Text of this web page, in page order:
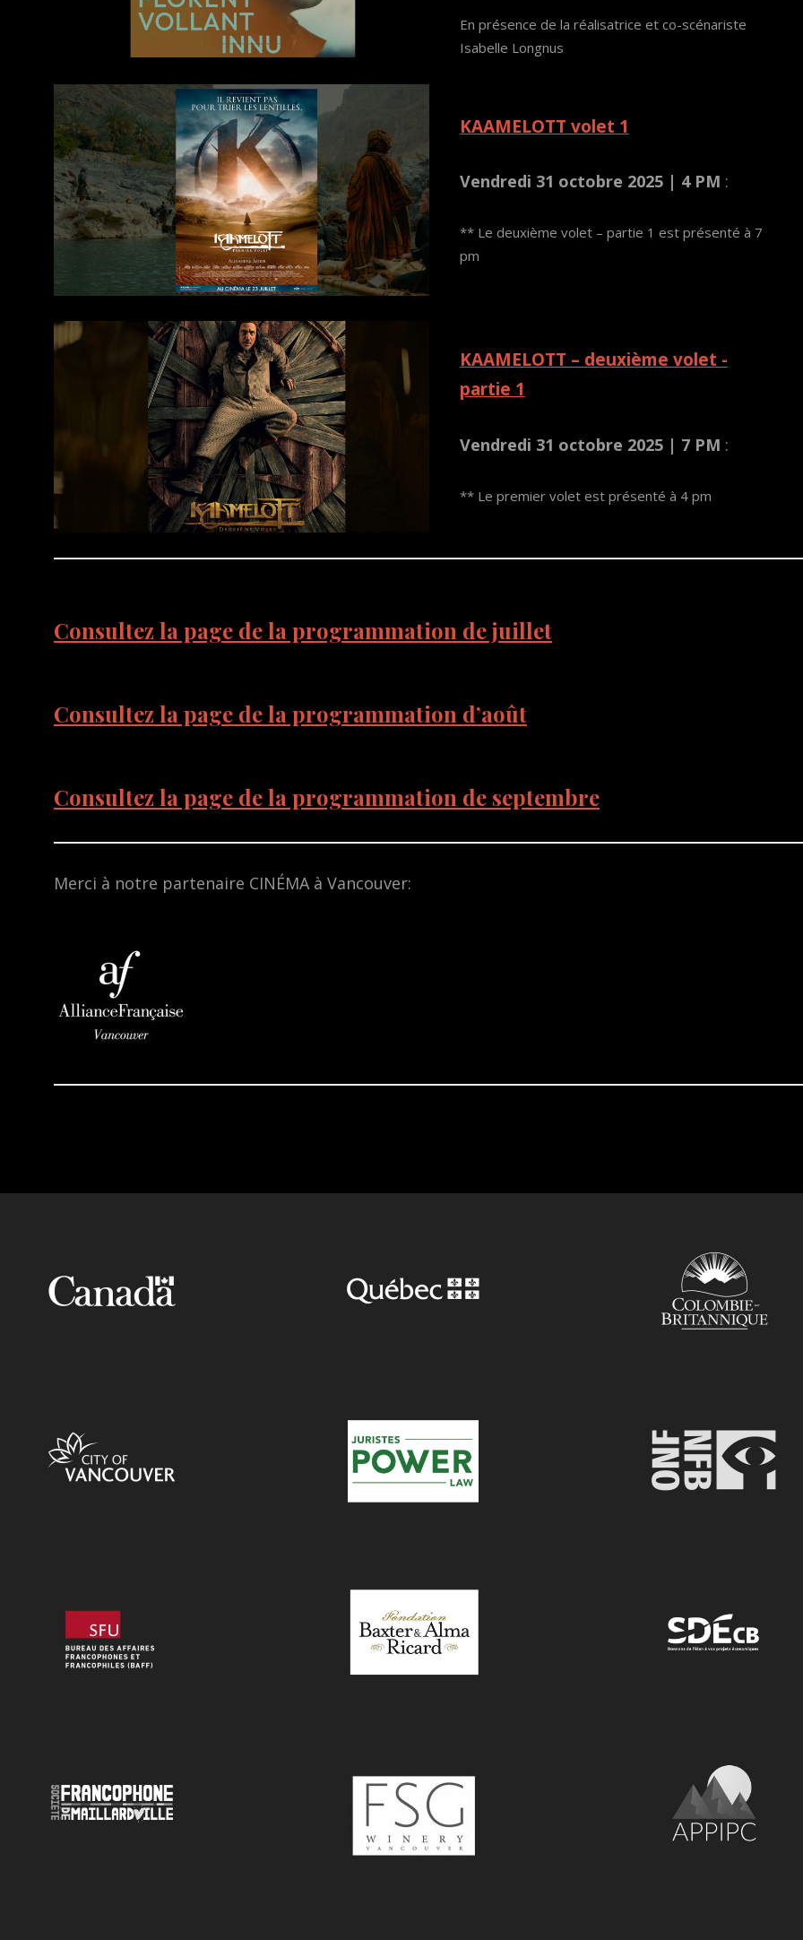
En présence de la réalisatrice et co-scénariste
Isabelle Longnus
KAAMELOTT volet 1
Vendredi 31 octobre 2025 | 4 PM :
** Le deuxième volet – partie 1 est présenté à 7
pm
KAAMELOTT – deuxième volet -
partie 1
Vendredi 31 octobre 2025 | 7 PM :
** Le premier volet est présenté à 4 pm
Consultez la page de la programmation de juillet
Consultez la page de la programmation d’août
Consultez la page de la programmation de septembre
Merci à notre partenaire CINÉMA à Vancouver: